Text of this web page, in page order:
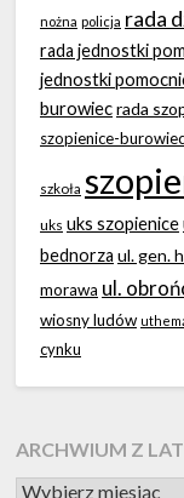
nożna policja rada
rada jednostki
jednostki
burowiecrada
szopienice-burowiec
szkoła
uks uks szopienice
bednorza ul. gen.
morawa ul.
wiosny ludów
cynku
ARCHWIUM Z